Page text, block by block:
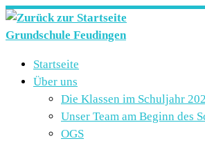
Zum
Inhalt
Grundschule Feudingen
Startseite
Über uns
Die Klassen im Schuljahr
Unser Team am Beginn des
OGS